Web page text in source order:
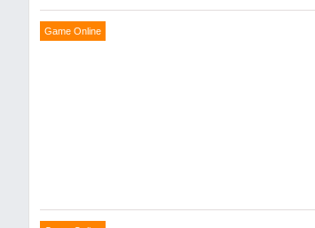
Game Online